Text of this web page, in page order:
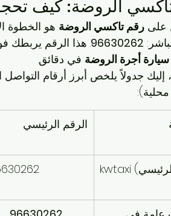
الروضة: كيف
على رقم تاكسي الروضة
96630262
سيارة أجرة الروضة في دقائق.
إليك جدولاً يلخص أبرز أرقام
الرقم الرئيسي